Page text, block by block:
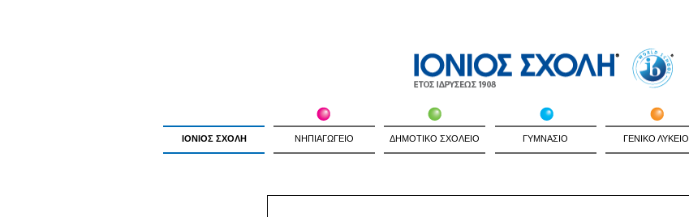
ΙΟΝΙΟΣ ΣΧΟΛΗ ΝΗΠΙΑΓΩΓΕΙΟ ΔΗΜΟΤΙΚΟ ΣΧΟΛΕΙΟ ΓΥΜΝΑΣΙΟ ΓΕΝΙΚΟ ΛΥΚΕΙΟ